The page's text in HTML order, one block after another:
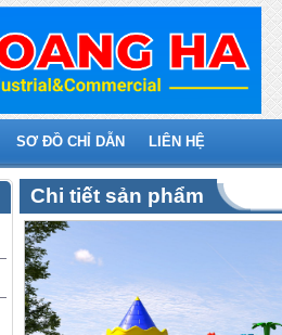
SƠ ĐỒ CHỈ DẪN LIÊN HỆ
Chi tiết sản phẩm